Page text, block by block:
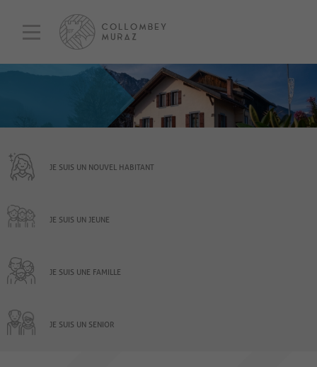
JE SUIS UN NOUVEL HABITANT
JE SUIS UN JEUNE
JE SUIS UNE FAMILLE
JE SUIS UN SENIOR